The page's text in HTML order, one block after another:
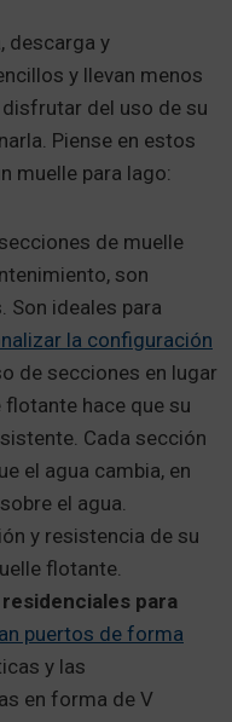
descarga y
y llevan menos
del uso de su
Piense en estos
muelle para lago:
de muelle
son
Son ideales para
la configuración
de secciones en lugar
flotante hace que su
Cada sección
el agua cambia, en
el agua.
y resistencia de su
flotante.
para
puertos de forma
y las
en forma de V